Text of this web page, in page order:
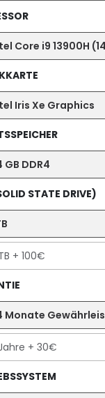
Core i9 13900H
Iris Xe Graphics
GB DDR4
STATE DRIVE)
+ 100€
Monate
+ 30€